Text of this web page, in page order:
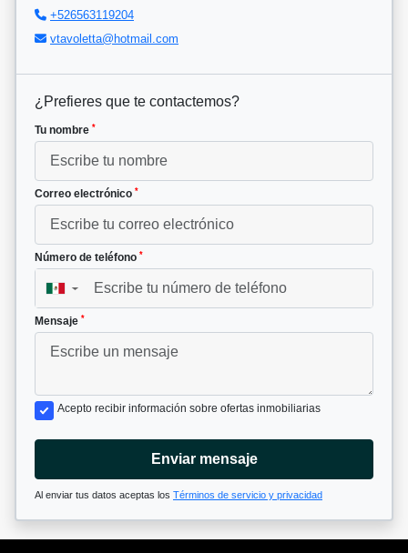
+526563119204
vtavoletta@hotmail.com
¿Prefieres que te contactemos?
Tu nombre *
Correo electrónico *
Número de teléfono *
▼
Mensaje *
Acepto recibir información sobre ofertas inmobiliarias
Enviar mensaje
Al enviar tus datos aceptas los Términos de servicio y privacidad